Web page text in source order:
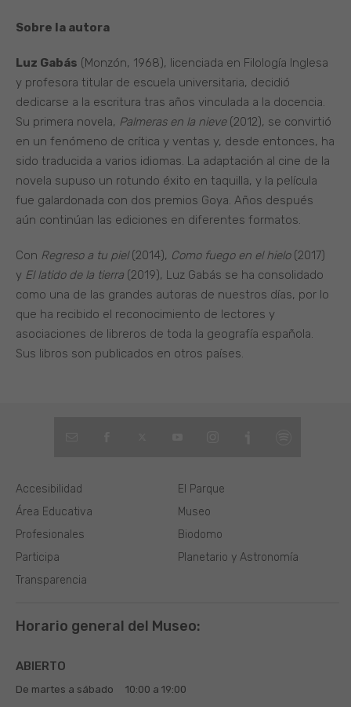
Sobre la autora
Luz Gabás (Monzón, 1968), licenciada en Filología Inglesa
y profesora titular de escuela universitaria, decidió
dedicarse a la escritura tras años vinculada a la docencia.
Su primera novela, Palmeras en la nieve (2012), se convirtió
en un fenómeno de crítica y ventas y, desde entonces, ha
sido traducida a varios idiomas. La adaptación al cine de la
novela supuso un rotundo éxito en taquilla, y la película
fue galardonada con dos premios Goya. Años después
aún continúan las ediciones en diferentes formatos.
Con Regreso a tu piel(2014), Como fuego en el hielo (2017)
y El latido de la tierra (2019), Luz Gabás se ha consolidado
como una de las grandes autoras de nuestros días, por lo
que ha recibido el reconocimiento de lectores y
asociaciones de libreros de toda la geografía española.
Sus libros son publicados en otros países.
El Parque
Museo
Biodomo
Planetario y Astronomía
Área Educativa
Profesionales
Participa
Transparencia
Accesibilidad
Horario general del Museo:
ABIERTO
De martes a sábado 10:00 a 19:00